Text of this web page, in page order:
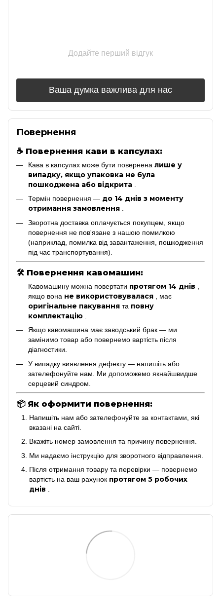
Додайте перший відгук
Ваша думка важлива для нас
Повернення
☕ Повернення кави в капсулах:
Кава в капсулах може бути повернена лише у
випадку, якщо упаковка не була
пошкоджена або відкрита
Термін повернення — до 14 днів з моменту
отримання замовлення .
Зворотна доставка оплачується покупцем, якщо
повернення не пов'язане з нашою помилкою
(наприклад, помилка від завантаження, пошкодження
під час транспортування).
🛠 Повернення кавомашин:
Кавомашину можна повертати протягом 14 днів
якщо вона не використовувалася , має
оригінальне пакування та повну
комплектацію
Якщо кавомашина має заводський брак — ми
замінимо товар або повернемо вартість після
діагностики.
У випадку виявлення дефекту — напишіть або
зателефонуйте нам. Ми допоможемо якнайшвидше
серцевий синдром.
📦Як оформити повернення:
Напишіть нам або зателефонуйте за контактами, які
вказані на сайті.
Вкажіть номер замовлення та причину повернення.
Ми надаємо інструкцію для зворотного відправлення.
Після отримання товару та перевірки — повернемо
вартість на ваш рахунок протягом 5 робочих
днів